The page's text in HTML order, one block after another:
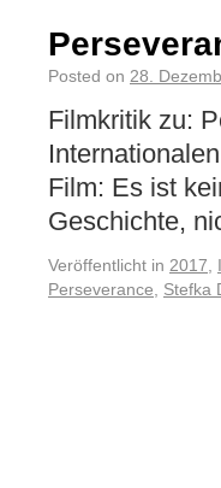
Posted on 28.
Filmkritik zu:
Film: Es ist
Geschichte,
Veröffentlicht in 2017
Perseverance
Stefka